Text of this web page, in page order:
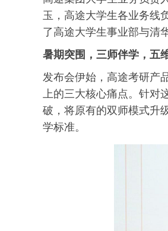
玉，高途大学生各业务线
了高途大学生事业部与清
暑期突围，三师伴学，五
发布会伊始，高途考研产
上的三大核心痛点。针对
破，将原有的双师模式升
学标准。